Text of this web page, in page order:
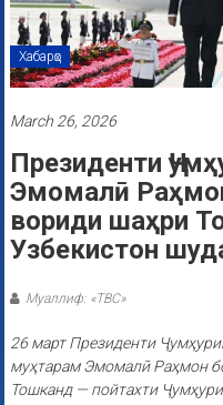
Хабарҳо
March 26, 2026
Президенти
Эмомалӣ
вориди шаҳри
Узбекистон
Муаллиф: «ТВС»
26 март Президенти
муҳтарам Эмомалӣ Раҳмон
Тошканд — пойтахти